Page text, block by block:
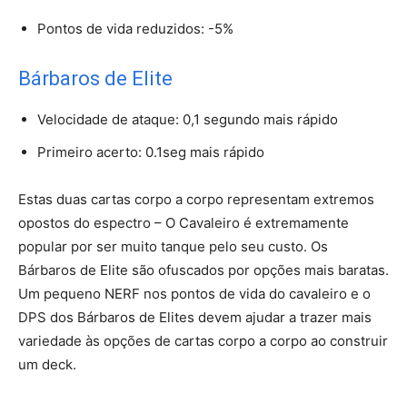
Pontos de vida reduzidos: -5%
Bárbaros de Elite
Velocidade de ataque: 0,1 segundo mais rápido
Primeiro acerto: 0.1seg mais rápido
Estas duas cartas corpo a corpo representam extremos
opostos do espectro – O Cavaleiro é extremamente
popular por ser muito tanque pelo seu custo. Os
Bárbaros de Elite são ofuscados por opções mais baratas.
Um pequeno NERF nos pontos de vida do cavaleiro e o
DPS dos Bárbaros de Elites devem ajudar a trazer mais
variedade às opções de cartas corpo a corpo ao construir
um deck.